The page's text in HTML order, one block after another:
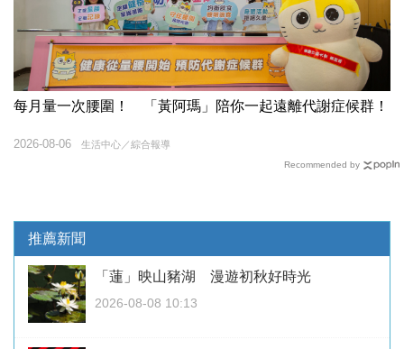
每月量一次腰圍！ 「黃阿瑪」陪你一起遠離代謝症候群！
生活中心／綜合報導
2026-08-06
Recommended by
推薦新聞
「蓮」映山豬湖 漫遊初秋好時光
2026-08-08 10:13